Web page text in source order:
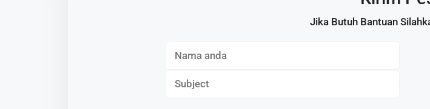
Jika Butuh Bantuan